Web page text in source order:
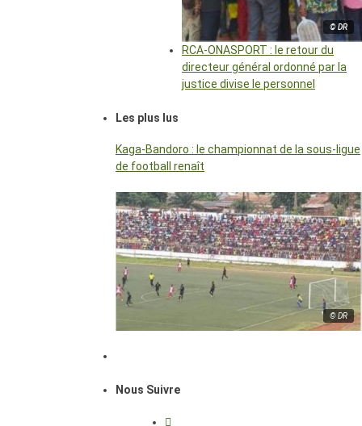
© DR
RCA-ONASPORT : le retour du
directeur général ordonné par la
justice divise le personnel
Les plus lus
Kaga-Bandoro : le championnat de la sous-ligue
de football renaît
© DR
Nous Suivre